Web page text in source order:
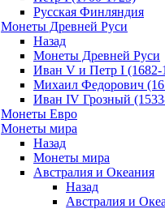
Русская Финляндия
Монеты Древней Руси
Назад
Монеты Древней Руси
Иван V и Петр I (1682-
Михаил Федорович
Иван IV Грозный
Монеты Евро
Монеты мира
Назад
Монеты мира
Австралия и Океания
Назад
Австралия и